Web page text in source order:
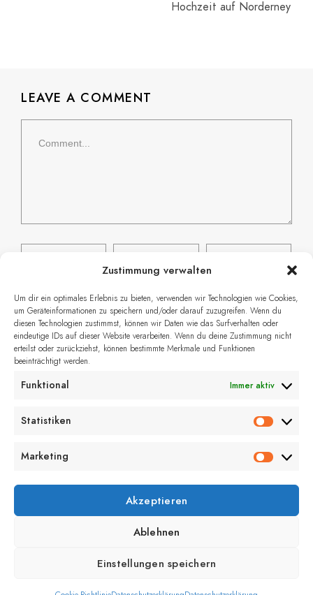
Zustimmung verwalten
Um dir ein optimales Erlebnis zu bieten, verwenden wir Technologien wie Cookies,
um Geräteinformationen zu speichern und/oder darauf zuzugreifen. Wenn du
diesen Technologien zustimmst, können wir Daten wie das Surfverhalten oder
eindeutige IDs auf dieser Website verarbeiten. Wenn du deine Zustimmung nicht
erteilst oder zurückziehst, können bestimmte Merkmale und Funktionen
beeinträchtigt werden.
Funktional Immer aktiv
Statistiken
Marketing
Akzeptieren
Ablehnen
Einstellungen speichern
Hochzeit auf Norderney
LEAVE A COMMENT
Name, E-Mail-Adresse und Website in
diesem Browser für meinen nächsten
Kommentar speichern.